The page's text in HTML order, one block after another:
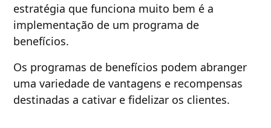
estratégia que funciona muito bem é a
implementação de um programa de
benefícios.
Os programas de benefícios podem abranger
uma variedade de vantagens e recompensas
destinadas a cativar e fidelizar os clientes.